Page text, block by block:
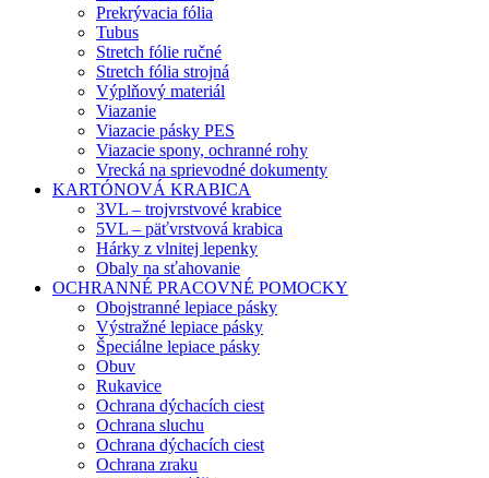
Prekrývacia fólia
Tubus
Stretch fólie ručné
Stretch fólia strojná
Výplňový materiál
Viazanie
Viazacie pásky PES
Viazacie spony, ochranné rohy
Vrecká na sprievodné dokumenty
KARTÓNOVÁ KRABICA
3VL – trojvrstvové krabice
5VL – päťvrstvová krabica
Hárky z vlnitej lepenky
Obaly na sťahovanie
OCHRANNÉ PRACOVNÉ POMOCKY
Obojstranné lepiace pásky
Výstražné lepiace pásky
Špeciálne lepiace pásky
Obuv
Rukavice
Ochrana dýchacích ciest
Ochrana sluchu
Ochrana dýchacích ciest
Ochrana zraku